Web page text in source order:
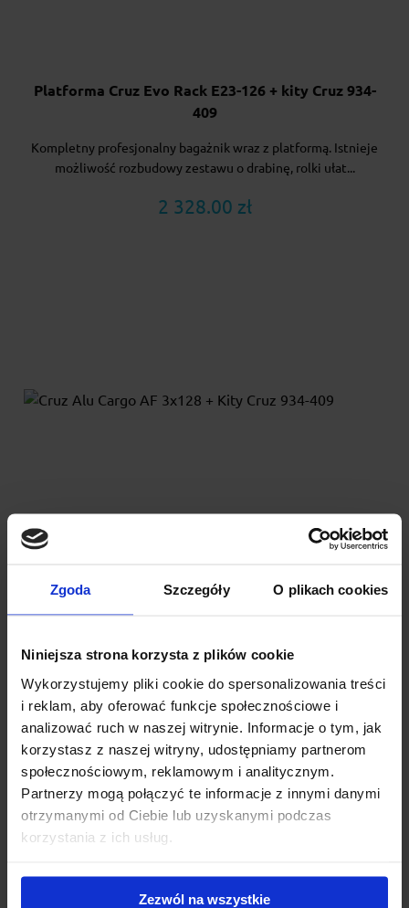
Zgoda Szczegóły O plikach cookies
Niniejsza strona korzysta z plików cookie
Wykorzystujemy pliki cookie do spersonalizowania treści
i reklam, aby oferować funkcje społecznościowe i
analizować ruch w naszej witrynie. Informacje o tym, jak
korzystasz z naszej witryny, udostępniamy partnerom
społecznościowym, reklamowym i analitycznym.
Partnerzy mogą połączyć te informacje z innymi danymi
otrzymanymi od Ciebie lub uzyskanymi podczas
korzystania z ich usług.
Zezwól na wszystkie
Platforma Cruz Evo Rack E23-126 + kity Cruz 934-
409
Kompletny profesjonalny bagażnik wraz z platformą. Istnieje
możliwość rozbudowy zestawu o drabinę, rolki ułat...
2 328.00 zł
Cruz Alu Cargo AF 3x128 + Kity Cruz 934-409
montażowym (t-profil) umożliwia montaż z pomocą wsu...